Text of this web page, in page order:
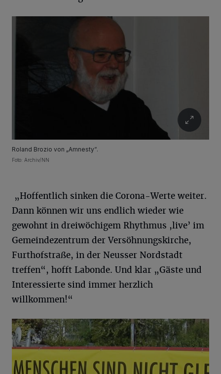
Roland Brozio von „Amnesty“.
Foto: Archiv/NN
„Hoffentlich sinken die Corona-Werte weiter.
Dann können wir uns endlich wieder wie
gewohnt in dreiwöchigem Rhythmus ,live’ im
Gemeindezentrum der Versöhnungskirche,
Furthofstraße, in der Neusser Nordstadt
treffen“, hofft Labonde. Und klar „Gäste und
Interessierte sind immer herzlich
willkommen!“